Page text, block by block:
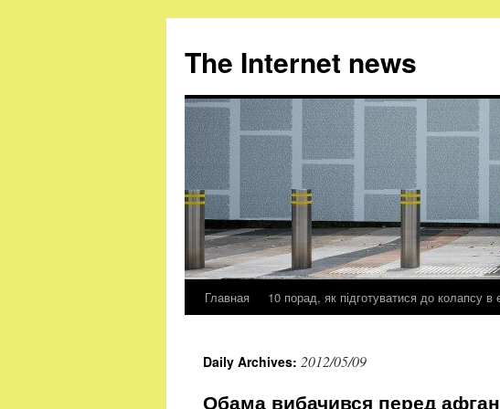
The Internet news
Skip
content
Главная 10 порад, як підготуватися до колапсу в
Daily Archives: 2012/05/09
Обама вибачився перед